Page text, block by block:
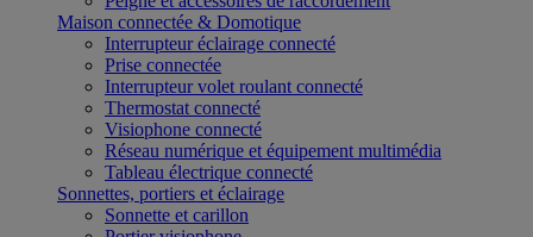
Maison connectée & Domotique
Interrupteur éclairage connecté
Prise connectée
Interrupteur volet roulant connecté
Thermostat connecté
Visiophone connecté
Réseau numérique et équipement multimédia
Tableau électrique connecté
Sonnettes, portiers et éclairage
Sonnette et carillon